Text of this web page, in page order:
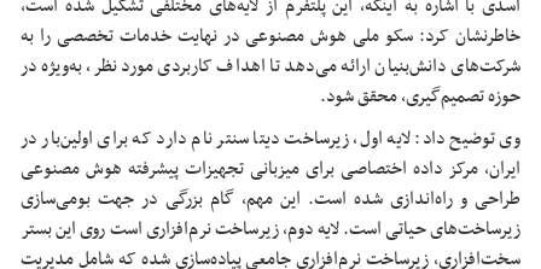
خاطرنشان کرد: سکو ملی هوش مصنوعی در نهایت خدمات تخصصی را به
شرکت‌های دانش‌بنیان ارائه می‌دهد تا اهداف کاربردی مورد نظر، به‌ویژه در
حوزه تصمیم‌گیری، محقق شود.
وی توضیح داد: لایه اول، زیرساخت دیتا سنتر نام دارد که برای اولین‌بار در
ایران، مرکز داده اختصاصی برای میزبانی تجهیزات پیشرفته هوش مصنوعی
طراحی و راه‌اندازی شده است. این مهم، گام بزرگی در جهت بومی‌سازی
زیرساخت‌های حیاتی است. لایه دوم، زیرساخت نرم‌افزاری است روی این بستر
سخت‌افزاری، زیرساخت نرم‌افزاری جامعی پیاده‌سازی شده که شامل مدیریت